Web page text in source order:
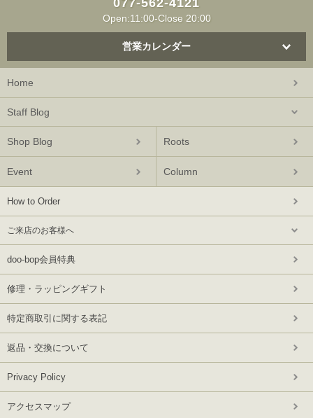
077-562-4121
Open:11:00-Close 20:00
営業カレンダー
Home
Staff Blog
Shop Blog Roots
Event Column
How to Order
ご来店のお客様へ
doo-bop会員特典
修理・ラッピングギフト
特定商取引に関する表記
返品・交換について
Privacy Policy
アクセスマップ